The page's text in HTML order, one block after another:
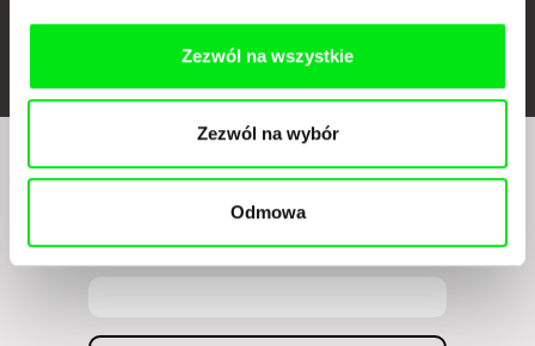
Zezwól na wszystkie
Zezwól na wybór
Odmowa
FIDMarseille Ji.hlava IDFF Visions du Réel
Czy chcesz regularnie otrzymywać newsletter z
naszym filmowym programem?